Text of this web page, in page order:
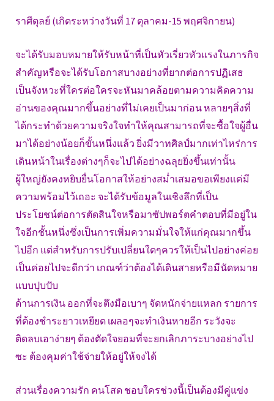
ราศีตุลย์ (เกิดระหว่างวันที่ 17 ตุลาคม-15 พฤศจิกายน)
จะได้รับมอบหมายให้รับหน้าที่เป็นหัวเรี่ยวหัวแรงในภารกิจ
สำคัญหรือจะได้รับโอกาสบางอย่างที่ยากต่อการปฏิเสธ
เป็นจังหวะที่ใครต่อใครจะหันมาคล้อยตามความคิดความ
อ่านของคุณมากขึ้นอย่างที่ไม่เคยเป็นมาก่อน หลายๆสิ่งที่
ได้กระทำด้วยความจริงใจทำให้คุณสามารถที่จะซื้อใจผู้อื่น
มาได้อย่างน้อยก็ขั้นหนึ่งแล้ว ยิ่งมีวาทศิลป์มากเท่าไหร่การ
เดินหน้าในเรื่องต่างๆก็จะไปได้อย่างฉลุยยิ่งขึ้นเท่านั้น
ผู้ใหญ่ยังคงหยิบยื่นโอกาสให้อย่างสม่ำเสมอขอเพียงแค่มี
ความพร้อมไว้เถอะ จะได้รับข้อมูลในเชิงลึกที่เป็น
ประโยชน์ต่อการตัดสินใจหรือมาซัปพอร์ตคำตอบที่มีอยู่ใน
ใจอีกชั้นหนึ่งซึ่งเป็นการเพิ่มความมั่นใจให้แก่คุณมากขึ้น
ไปอีก แต่สำหรับการปรับเปลี่ยนใดๆควรให้เป็นไปอย่างค่อย
เป็นค่อยไปจะดีกว่า เกณฑ์ว่าต้องได้เดินสายหรือมีนัดหมาย
แบบปุบปับ
ด้านการเงิน ออกที่จะตึงมือเบาๆ จัดหนักจ่ายแหลก รายการ
ที่ต้องชำระยาวเหยียด เผลอๆจะทำเงินหายอีก ระวังจะ
ติดลบเอาง่ายๆ ต้องตัดใจยอมที่จะยกเลิกภาระบางอย่างไป
ซะ ต้องคุมค่าใช้จ่ายให้อยู่ให้จงได้
ส่วนเรื่องความรัก คนโสด ชอบใครช่วงนี้เป็นต้องมีคู่แข่ง